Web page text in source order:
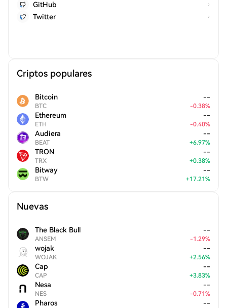
GitHub
Twitter
Criptos populares
Bitcoin
BTC
--
-0.38%
Ethereum
ETH
--
-0.40%
Audiera
BEAT
--
+6.97%
TRON
TRX
--
+0.38%
Bitway
BTW
--
+17.21%
Nuevas
The Black Bull
ANSEM
--
-1.29%
wojak
WOJAK
--
+2.56%
Cap
CAP
--
+3.83%
Nesa
NES
--
-0.71%
Pharos --